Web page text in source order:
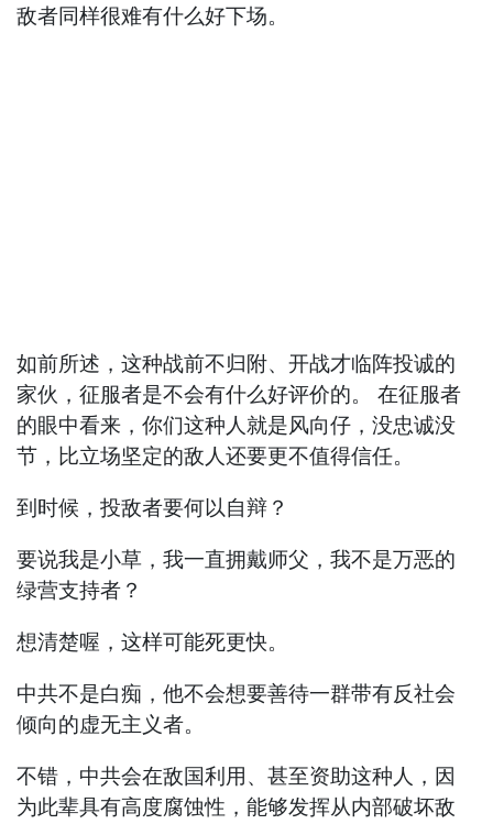
敌者同样很难有什么好下场。
如前所述，这种战前不归附、开战才临阵投诚的
家伙，征服者是不会有什么好评价的。 在征服者
的眼中看来，你们这种人就是风向仔，没忠诚没
节，比立场坚定的敌人还要更不值得信任。
到时候，投敌者要何以自辩？
要说我是小草，我一直拥戴师父，我不是万恶的
绿营支持者？
想清楚喔，这样可能死更快。
中共不是白痴，他不会想要善待一群带有反社会
倾向的虚无主义者。
不错，中共会在敌国利用、甚至资助这种人，因
为此辈具有高度腐蚀性，能够发挥从内部破坏敌